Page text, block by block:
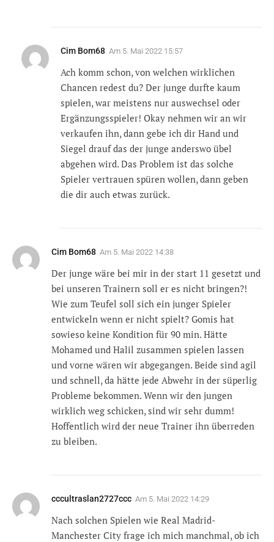
Cim Bom68 Am 5. Mai 2022 15:57
Ach komm schon, von welchen wirklichen
Chancen redest du? Der junge durfte kaum
spielen, war meistens nur auswechsel oder
Ergänzungsspieler! Okay nehmen wir an wir
verkaufen ihn, dann gebe ich dir Hand und
Siegel drauf das der junge anderswo übel
abgehen wird. Das Problem ist das solche
Spieler vertrauen spüren wollen, dann geben
die dir auch etwas zurück.
Cim Bom68 Am 5. Mai 2022 14:38
Der junge wäre bei mir in der start 11 gesetzt und
bei unseren Trainern soll er es nicht bringen?!
Wie zum Teufel soll sich ein junger Spieler
entwickeln wenn er nicht spielt? Gomis hat
sowieso keine Kondition für 90 min. Hätte
Mohamed und Halil zusammen spielen lassen
und vorne wären wir abgegangen. Beide sind agil
und schnell, da hätte jede Abwehr in der süperlig
Probleme bekommen. Wenn wir den jungen
wirklich weg schicken, sind wir sehr dumm!
Hoffentlich wird der neue Trainer ihn überreden
zu bleiben.
cccultraslan2727ccc Am 5. Mai 2022 14:29
Nach solchen Spielen wie Real Madrid-
Manchester City frage ich mich manchmal, ob ich